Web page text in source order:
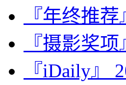
『年终推
『摄影奖
『iDaily』